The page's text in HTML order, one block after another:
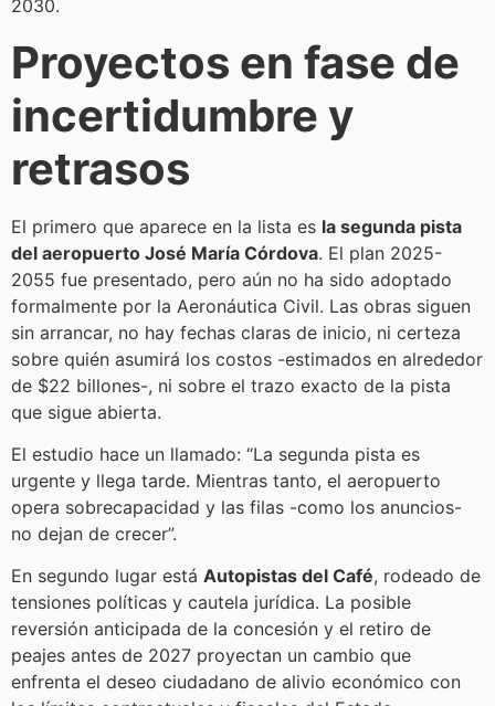
2030.
Proyectos en fase de
incertidumbre y
retrasos
El primero que aparece en la lista es la segunda pista
del aeropuerto José María Córdova. El plan 2025-
2055 fue presentado, pero aún no ha sido adoptado
formalmente por la Aeronáutica Civil. Las obras siguen
sin arrancar, no hay fechas claras de inicio, ni certeza
sobre quién asumirá los costos -estimados en alrededor
de $22 billones-, ni sobre el trazo exacto de la pista
que sigue abierta.
El estudio hace un llamado: “La segunda pista es
urgente y llega tarde. Mientras tanto, el aeropuerto
opera sobrecapacidad y las filas -como los anuncios-
no dejan de crecer”.
En segundo lugar está Autopistas del Café, rodeado de
tensiones políticas y cautela jurídica. La posible
reversión anticipada de la concesión y el retiro de
peajes antes de 2027 proyectan un cambio que
enfrenta el deseo ciudadano de alivio económico con